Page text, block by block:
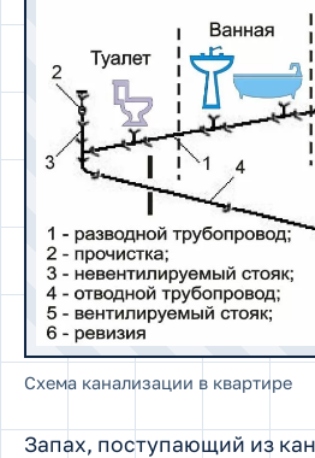
Схема канализации в квартире
Запах, поступающий из